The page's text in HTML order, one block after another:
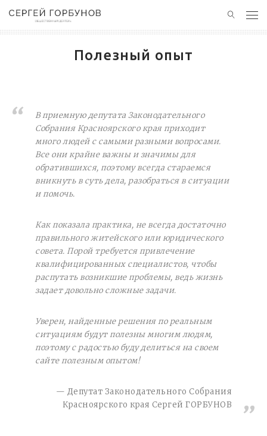
КОНТАКТЫ
БЛАГОТВОРИТЕЛЬНОСТЬ
Полезный опыт
В приемную депутата Законодательного
Собрания Красноярского края приходит
много людей с самыми разными вопросами.
Все они крайне важны и значимы для
обратившихся, поэтому всегда стараемся
вникнуть в суть дела, разобраться в ситуации
и помочь.
Как показала практика, не всегда достаточно
правильного житейского или юридического
совета. Порой требуется привлечение
квалифицированных специалистов, чтобы
распутать возникшие проблемы, ведь жизнь
задает довольно сложные задачи.
Уверен, найденные решения по реальным
ситуациям будут полезны многим людям,
поэтому с радостью буду делиться на своем
сайте полезным опытом!
Депутат Законодательного Собрания
Красноярского края Сергей ГОРБУНОВ